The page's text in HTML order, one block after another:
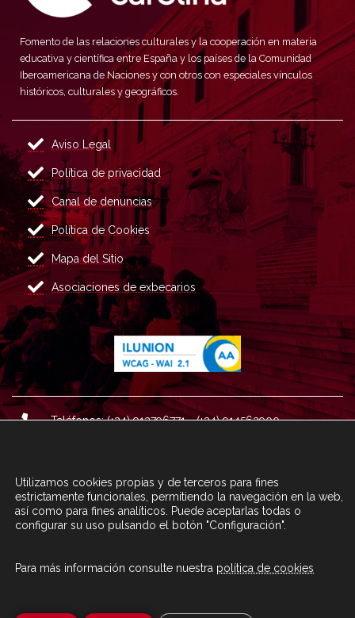
Fomento de las relaciones culturales y la cooperación en materia
educativa y científica entre España y los países de la Comunidad
Iberoamericana de Naciones y con otros con especiales vínculos
históricos, culturales y geográficos.
Aviso Legal
Política de privacidad
Canal de denuncias
Política de Cookies
Mapa del Sitio
Asociaciones de exbecarios
Teléfonos: (+34) 913796771 - (+34) 914562900
Correo : informacion@fundacioncarolina.es
CONTACTA CON FCA TRAVÉS DEL
Utilizamos cookies propias y de terceros para fines
estrictamente funcionales, permitiendo la navegación en la web,
así como para fines analíticos. Puede aceptarlas todas o
configurar su uso pulsando el botón "Configuración".
Para más información consulte nuestra política de cookies